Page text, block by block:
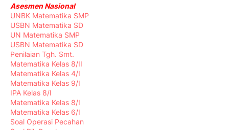
Asesmen Nasional
UNBK Matematika SMP
USBN Matematika SD
UN Matematika SMP
USBN Matematika SD
Penilaian Tgh. Smt.
Matematika Kelas 8/II
Matematika Kelas 4/I
Matematika Kelas 9/I
IPA Kelas 8/I
Matematika Kelas 8/I
Matematika Kelas 6/I
Soal Operasi Pecahan